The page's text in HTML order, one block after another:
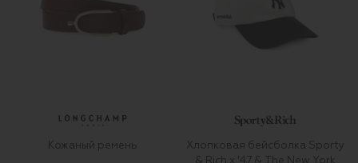
Кожаный ремень
Хлопковая бейсболка Sporty